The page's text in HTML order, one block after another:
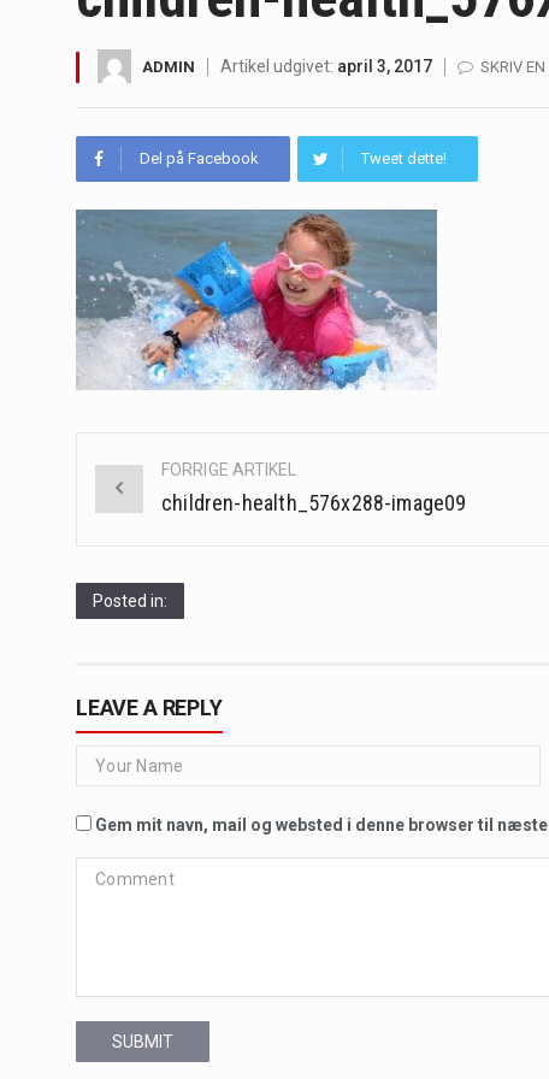
Irritabel tyktarm (Irritable Bowel
Padel er en sport, der er blevet
Massagestole er ikke længere
Saunaer har været en del af
Når det kommer til sundhed og
Sunde måltidskasser er en
ADMIN Artikel udgivet: april 3, 2017 SKRIV
Del på Facebook Tweet dette!
Post
navigation
FORRIGE ARTIKEL
children-health_576x288-image09
Posted in:
LEAVE A REPLY
Gem mit navn, mail og websted i denne browser til
SUBMIT